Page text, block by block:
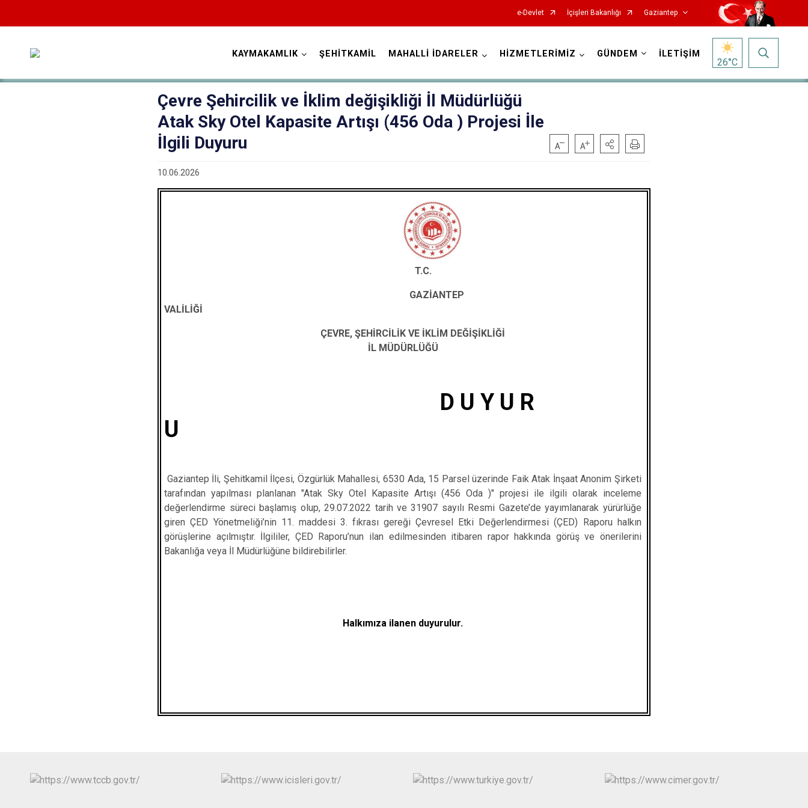
e-Devlet İçişleri Bakanlığı Gaziantep
İslahiye
Yavuzeli
KAYMAKAMLIK ŞEHİTKAMİL MAHALLİ İDARELER HİZMETLERİMİZ GÜNDEM İLETİŞİM
26°C
Çevre Şehircilik ve İklim değişikliği İl Müdürlüğü
Atak Sky Otel Kapasite Artışı (456 Oda ) Projesi İle
İlgili Duyuru
10.06.2026
T.C.
GAZİANTEP
VALİLİĞİ
ÇEVRE, ŞEHİRCİLİK VE İKLİM DEĞİŞİKLİĞİ
İL MÜDÜRLÜĞÜ
D U Y U R
U
Gaziantep İli, Şehitkamil İlçesi, Özgürlük Mahallesi, 6530 Ada, 15 Parsel üzerinde Faik Atak İnşaat Anonim Şirketi
tarafından yapılması planlanan "Atak Sky Otel Kapasite Artışı (456 Oda )" projesi ile ilgili olarak inceleme
değerlendirme süreci başlamış olup, 29.07.2022 tarih ve 31907 sayılı Resmi Gazete’de yayımlanarak yürürlüğe
giren ÇED Yönetmeliği’nin 11. maddesi 3. fıkrası gereği Çevresel Etki Değerlendirmesi (ÇED) Raporu halkın
görüşlerine açılmıştır. İlgililer, ÇED Raporu’nun ilan edilmesinden itibaren rapor hakkında görüş ve önerilerini
Bakanlığa veya İl Müdürlüğüne bildirebilirler.
Halkımıza ilanen duyurulur.